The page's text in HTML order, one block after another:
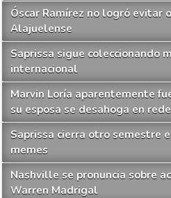
Óscar Ramírez no logró evitar
Alajuelense
Saprissa sigue coleccionando
internacional
Marvin Loría aparentemente
su esposa se desahoga en
Saprissa cierra otro semestre
memes
Nashville se pronuncia sobre
Warren Madrigal